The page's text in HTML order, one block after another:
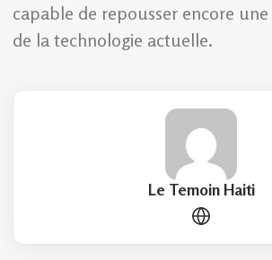
capable de repousser encore
de la technologie actuelle.
Le Temoin Haiti